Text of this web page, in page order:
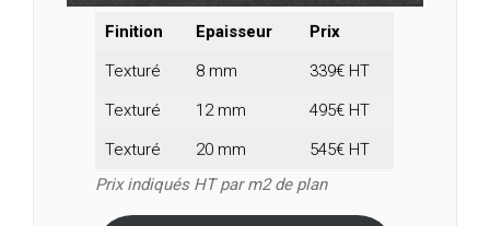
Finition Epaisseur
Prix
Texturé
8 mm
339€ HT
Texturé
12 mm
495€ HT
Texturé
20 mm
545€ HT
Prix indiqués HT par m2 de plan